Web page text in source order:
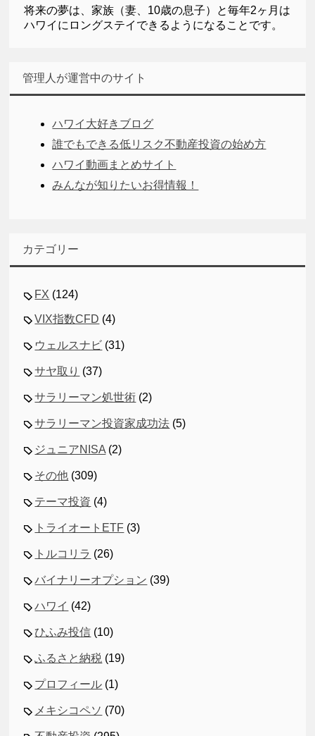
将来の夢は、家族（妻、10歳の息子）と毎年2ヶ月は
ハワイにロングステイできるようになることです。
管理人が運営中のサイト
ハワイ大好きブログ
誰でもできる低リスク不動産投資の始め方
ハワイ動画まとめサイト
みんなが知りたいお得情報！
カテゴリー
FX (124)
VIX指数CFD (4)
ウェルスナビ (31)
サヤ取り (37)
サラリーマン処世術 (2)
サラリーマン投資家成功法 (5)
ジュニアNISA (2)
その他 (309)
テーマ投資 (4)
トライオートETF (3)
トルコリラ (26)
バイナリーオプション (39)
ハワイ (42)
ひふみ投信 (10)
ふるさと納税 (19)
プロフィール (1)
メキシコペソ (70)